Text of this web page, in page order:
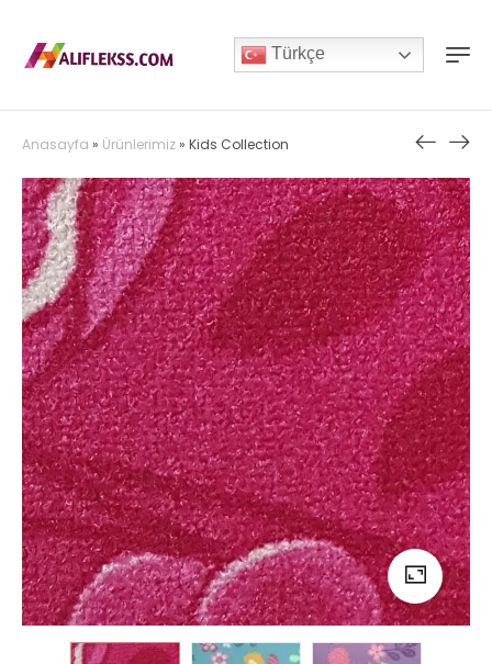
Türkçe
Anasayfa » Ürünlerimiz» Kids Collection